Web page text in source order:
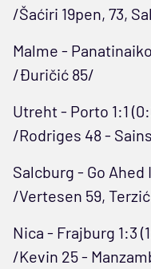
/Šaćiri 19pen, 73,
Malme -
/Đuričić 85/
Utreht - Porto 1:1
/Rodriges 48 -
Salcburg - Go Ahed
/Vertesen 59,
Nica - Frajburg 1:3
/Kevin 25 -